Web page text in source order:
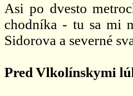
Asi po dvesto
chodníka - tu sa mi
Sidorova a severné
Pred Vlkolínskymi